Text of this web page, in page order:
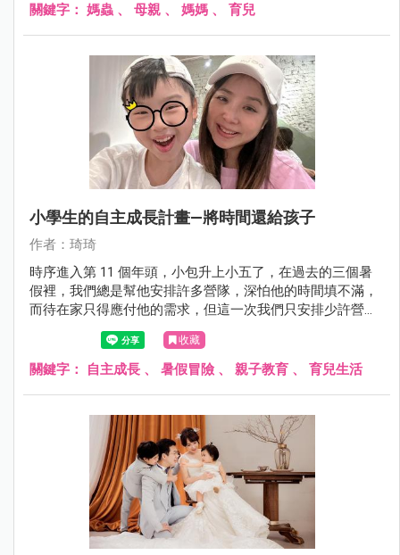
關鍵字： 媽蟲 、 母親 、 媽媽 、 育兒
小學生的自主成長計畫—將時間還給孩子
作者：琦琦
時序進入第 11 個年頭，小包升上小五了，在過去的三個暑
假裡，我們總是幫他安排許多營隊，深怕他的時間填不滿，
而待在家只得應付他的需求，但這一次我們只安排少許營隊
課程，大多時間跟著媽媽，讓他有機會多體驗一點生活，感
受日常生活的節奏。
收藏
關鍵字： 自主成長 、 暑假冒險 、 親子教育 、 育兒生活